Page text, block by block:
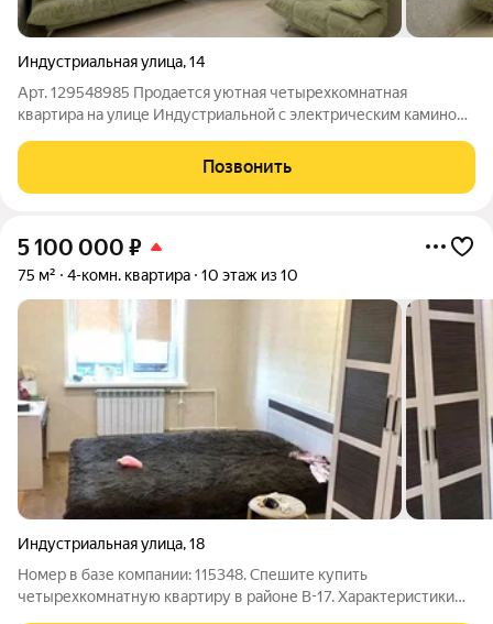
Индустриальная улица,14
Арт. 129548985 Продается уютная четырехкомнатная
квартира на улице Индустриальной с электрическим камином,
доме. В квартире выполнен качественный ремонт, в ней
установлен просторный встроенный
Позвонить
5 100 000 ₽
75 м² 4-комн. квартира 10 этаж из 10
Индустриальная улица,18
Номер в базе компании: 115348. Спешите купить
четырехкомнатную квартиру в районе В-17. Характеристики